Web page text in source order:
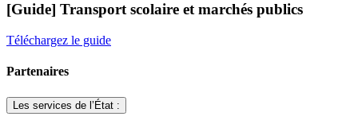
[Guide] Transport scolaire et marchés publics
Téléchargez le guide
Partenaires
Les services de l’État :